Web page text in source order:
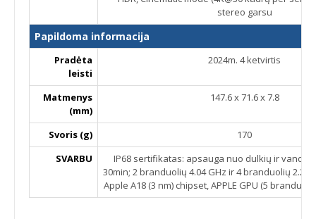
stereo garsu
Papildoma informacija
Pradėta
leisti
2024m. 4 ketvirtis
Matmenys
(mm)
147.6 x 71.6 x 7.8
Svoris (g)
170
SVARBU
IP68 sertifikatas: apsauga nuo dulkių ir
30min; 2 branduolių 4.04 GHz ir 4 branduolių 2.20
Apple A18 (3 nm) chipset, APPLE GPU (5